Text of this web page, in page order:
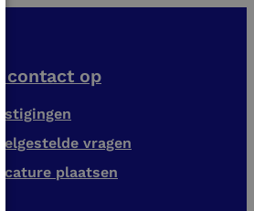
contact op
vragen
plaatsen